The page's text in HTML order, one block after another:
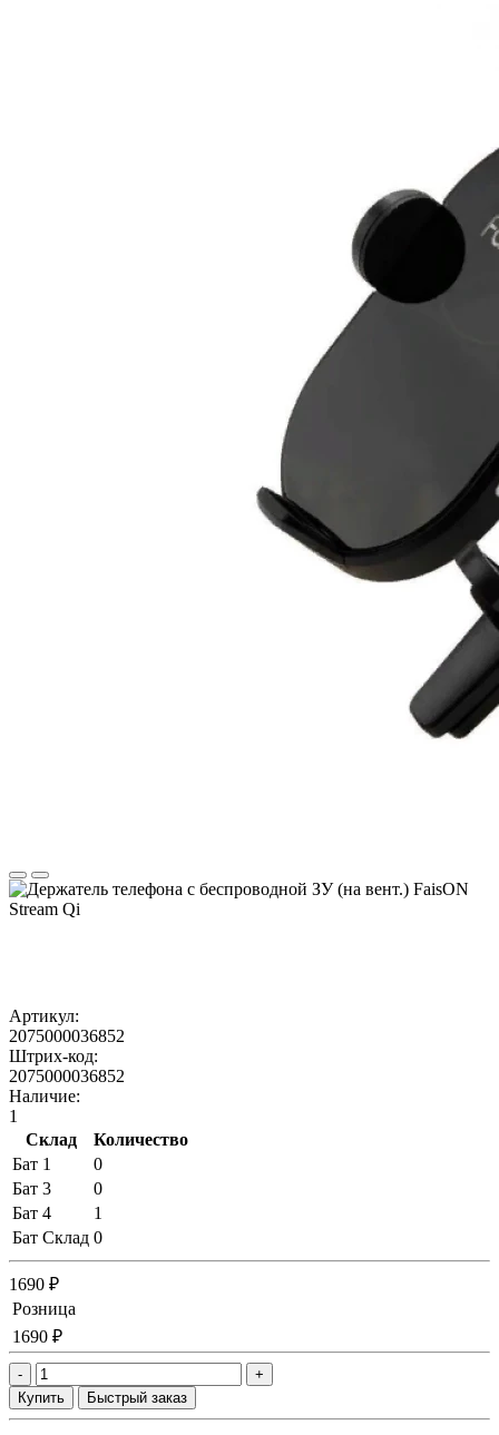
Артикул:
2075000036852
Штрих-код:
2075000036852
Наличие:
1
Склад
Количество
Бат 1
0
Бат 3
0
Бат 4
1
Бат Склад 0
1690 ₽
Розница
1690 ₽
-
+
Купить
Быстрый заказ